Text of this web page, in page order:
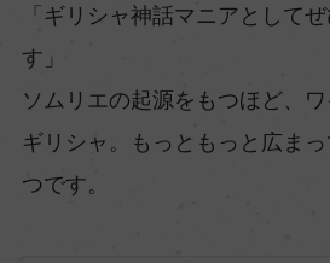
「ギリシャ神話マニアとして
す」
ソムリエの起源をもつほど、
ギリシャ。もっともっと広ま
つです。